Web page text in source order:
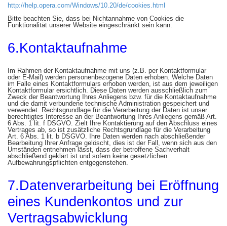
http://help.opera.com/Windows/10.20/de/cookies.html
Bitte beachten Sie, dass bei Nichtannahme von Cookies die
Funktionalität unserer Website eingeschränkt sein kann.
6.Kontaktaufnahme
Im Rahmen der Kontaktaufnahme mit uns (z.B. per Kontaktformular
oder E-Mail) werden personenbezogene Daten erhoben. Welche Daten
im Falle eines Kontaktformulars erhoben werden, ist aus dem jeweiligen
Kontaktformular ersichtlich. Diese Daten werden ausschließlich zum
Zweck der Beantwortung Ihres Anliegens bzw. für die Kontaktaufnahme
und die damit verbundene technische Administration gespeichert und
verwendet. Rechtsgrundlage für die Verarbeitung der Daten ist unser
berechtigtes Interesse an der Beantwortung Ihres Anliegens gemäß Art.
6 Abs. 1 lit. f DSGVO. Zielt Ihre Kontaktierung auf den Abschluss eines
Vertrages ab, so ist zusätzliche Rechtsgrundlage für die Verarbeitung
Art. 6 Abs. 1 lit. b DSGVO. Ihre Daten werden nach abschließender
Bearbeitung Ihrer Anfrage gelöscht, dies ist der Fall, wenn sich aus den
Umständen entnehmen lässt, dass der betroffene Sachverhalt
abschließend geklärt ist und sofern keine gesetzlichen
Aufbewahrungspflichten entgegenstehen.
7.Datenverarbeitung bei Eröffnung
eines Kundenkontos und zur
Vertragsabwicklung